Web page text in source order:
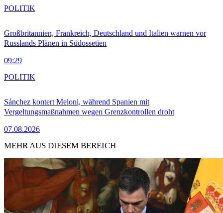
Großbritannien, Frankreich, Deutschland und Italien warnen vor
Russlands Plänen in Südossetien
09:29
POLITIK
Sánchez kontert Meloni, während Spanien mit
Vergeltungsmaßnahmen wegen Grenzkontrollen droht
07.08.2026
POLITIK
MEHR AUS DIESEM BEREICH